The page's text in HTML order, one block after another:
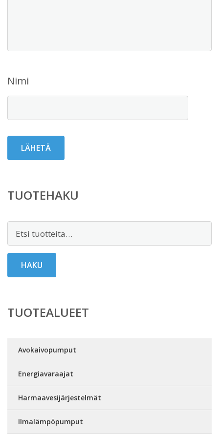
Nimi
TUOTEHAKU
HAKU
TUOTEALUEET
Avokaivopumput
Energiavaraajat
Harmaavesijärjestelmät
Ilmalämpöpumput